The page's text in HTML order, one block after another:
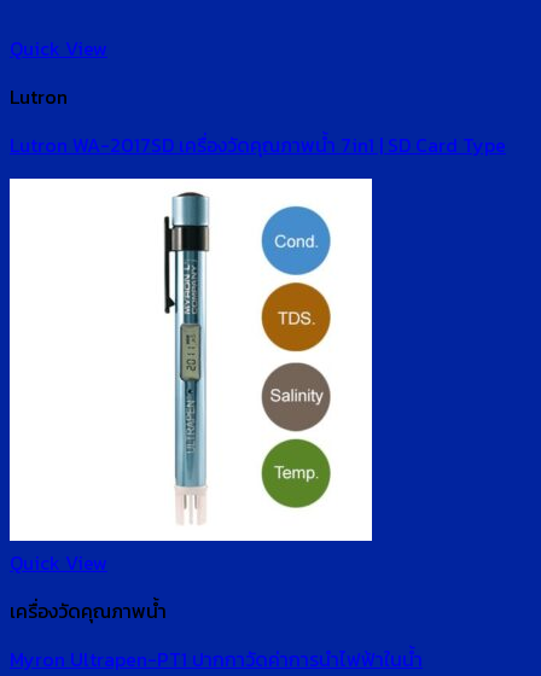
Quick View
Lutron
Lutron WA-2017SD เครื่องวัดคุณภาพน้ำ 7in1 | SD Card Type
Quick View
เครื่องวัดคุณภาพน้ำ
Myron Ultrapen-PT1 ปากกาวัดค่าการนำไฟฟ้าในน้ำ